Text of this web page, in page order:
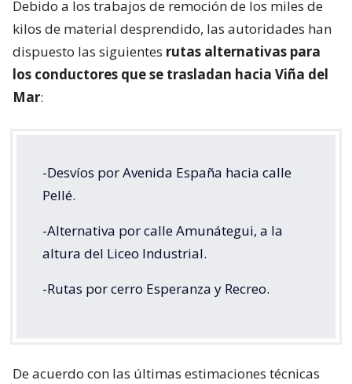
Debido a los trabajos de remoción de los miles de
kilos de material desprendido, las autoridades han
dispuesto las siguientes rutas alternativas para
los conductores que se trasladan hacia Viña del
Mar:
-Desvíos por Avenida España hacia calle
Pellé.
-Alternativa por calle Amunátegui, a la
altura del Liceo Industrial.
-Rutas por cerro Esperanza y Recreo.
De acuerdo con las últimas estimaciones técnicas